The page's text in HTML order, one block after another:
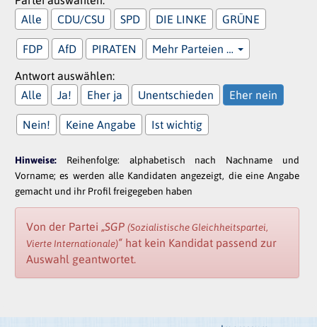
Alle
CDU/CSU SPD DIE LINKE GRÜNE
FDP AfD PIRATEN Mehr Parteien …
Antwort auswählen:
Alle
Ja! Eher ja Unentschieden Eher nein
Nein! Keine Angabe Ist wichtig
Hinweise: Reihenfolge: alphabetisch nach Nachname und
Vorname; es werden alle Kandidaten angezeigt, die eine Angabe
gemacht und ihr Profil freigegeben haben
Von der Partei „SGP (Sozialistische Gleichheitspartei,
Vierte Internationale)“ hat kein Kandidat passend zur
Auswahl geantwortet.